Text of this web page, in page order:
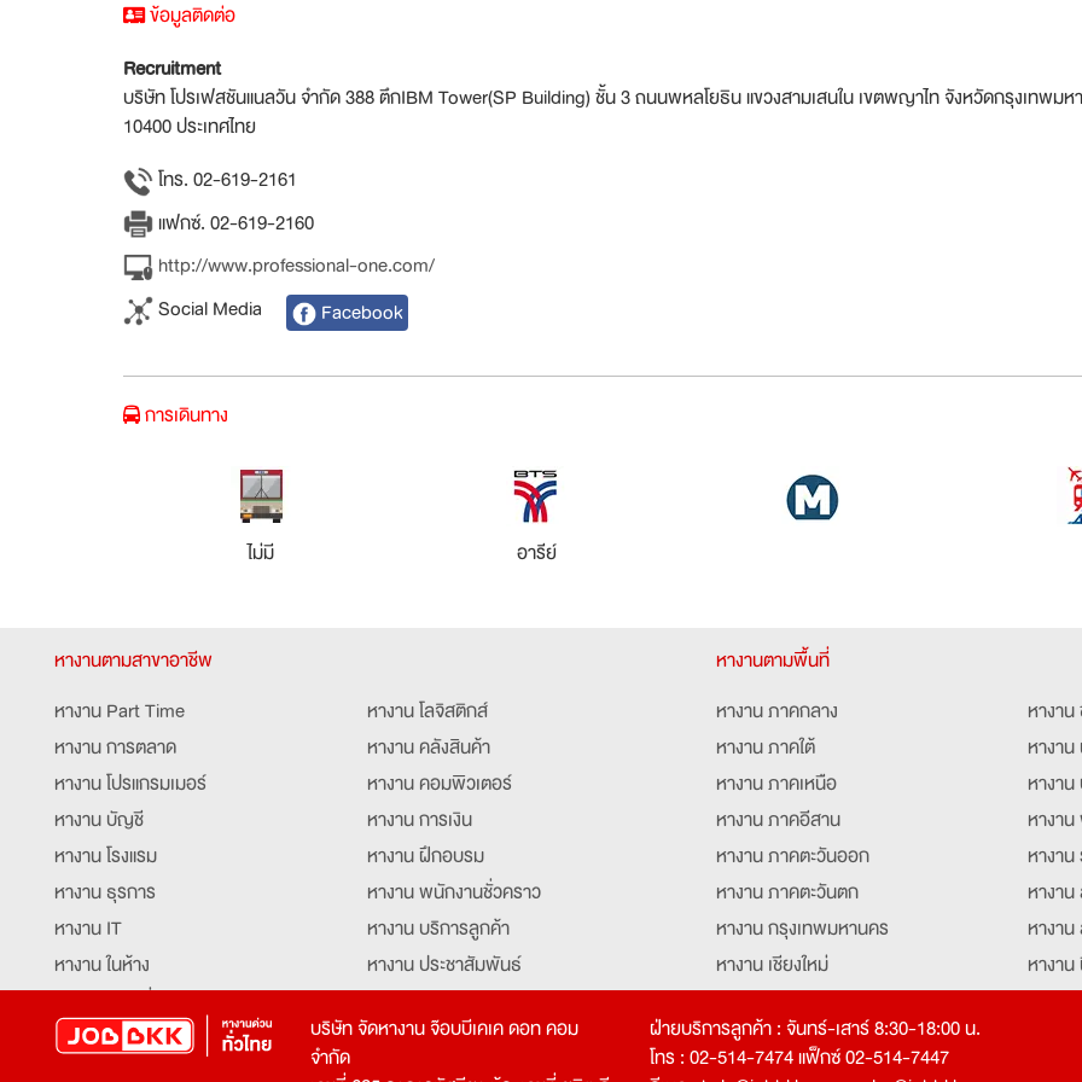
ข้อมูลติดต่อ
Recruitment
บริษัท โปรเฟสชันแนลวัน จำกัด 388 ตึกIBM Tower(SP Building) ชั้น 3 ถนนพหลโยธิน แขวงสามเสนใน เขตพญาไท จังหวัดกรุงเทพมห
10400 ประเทศไทย
โทร. 02-619-2161
แฟกซ์. 02-619-2160
http://www.professional-one.com/
Social Media
Facebook
การเดินทาง
ไม่มี อารีย์
หางานตามสาขาอาชีพ
หางาน Part Time
หางาน การตลาด
หางาน โปรแกรมเมอร์
หางาน บัญชี
หางาน โรงแรม
หางาน ธุรการ
หางาน IT
หางาน ในห้าง
หางาน ท่องเที่ยว
หางาน จัดซื้อ
หางาน โลจิสติกส์
หางาน คลังสินค้า
หางาน คอมพิวเตอร์
หางาน การเงิน
หางาน ฝึกอบรม
หางาน พนักงานชั่วคราว
หางาน บริการลูกค้า
หางาน ประชาสัมพันธ์
หางาน รับโทรศัพท์
หางาน ประสานงาน
หางาน จองตั๋ว
หางานตามพื้นที่
หางาน ภาคกลาง
หางาน ภาคใต้
หางาน ภาคเหนือ
หางาน ภาคอีสาน
หางาน ภาคตะวันออก
หางาน ภาคตะวันตก
หางาน กรุงเทพมหานคร
หางาน เชียงใหม่
หางาน ฉะเชิงเทรา
หางา
หางา
หางา
หางา
หางาน
หางา
หางา
หางา
หางา
บริษัท จัดหางาน จ๊อบบีเคเค ดอท คอม
จำกัด
ฝ่ายบริการลูกค้า : จันทร์-เสาร์ 8:30-18:00 น.
โทร : 02-514-7474 แฟ็กซ์ 02-514-7447